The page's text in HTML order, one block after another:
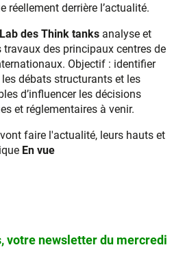
réellement derrière l’actualité.
des Think tanks analyse et
travaux des principaux centres de
Objectif : identifier
débats structurants et les
d’influencer les décisions
et réglementaires à venir.
faire l'actualité, leurs hauts et
En vue
votre newsletter du mercredi